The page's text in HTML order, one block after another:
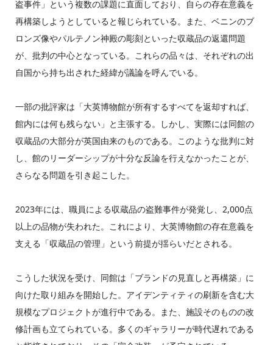
盗事件」という複数の課題に直面しており、自らの存在意義を
再構築しようとしていると報じられている。また、ベニンのブ
ロンズ像やパルテノン神殿の彫刻といった収蔵品の返還問題
が、批判の中心となっている。これらの品々は、それぞれの出
自国から持ち出された経緯が議論を呼んでいる。
一部の批評家は「大英博物館が所有するすべてを返却すれば、
館内には何も残らない」と主張する。しかし、実際には同館の
収蔵品の大部分が英国由来のものである。このような批判に対
し、館のリーダーシップが十分な反論を行えなかったことが、
さらなる問題を引き起こした。
2023年には、職員による収蔵品の盗難事件が発覚し、2,000点
以上の品物が失われた。これにより、大英博物館の存在意義を
支える「収蔵品の管理」という前提が揺らいだとされる。
こうした状況を受け、同館は「ブランドの見直しと再構築」に
向けた取り組みを開始した。アイデンティティの刷新を含む大
規模なプロジェクトが進行中である。また、施設そのものの改
修計画も立てられている。多くのギャラリーが時代遅れである